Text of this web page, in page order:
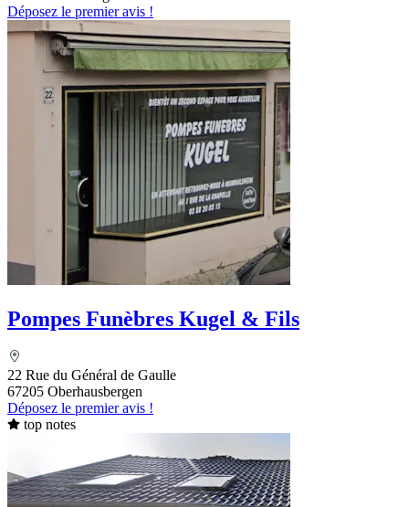
Déposez le premier avis !
Pompes Funèbres Kugel & Fils
22 Rue du Général de Gaulle
67205 Oberhausbergen
Déposez le premier avis !
top notes